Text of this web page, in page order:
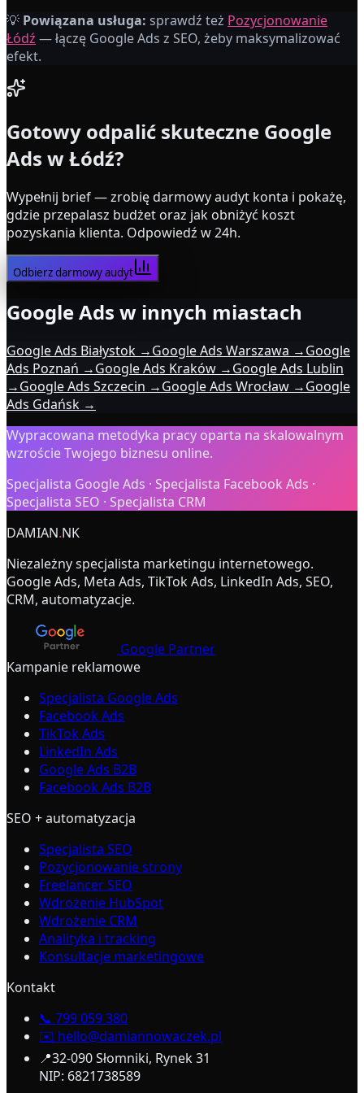
Właściciel firmy usługowej
💡 Powiązana usługa: sprawdź też Pozycjonowanie
Łódź — łączę Google Ads z SEO, żeby maksymalizować
efekt.
Gotowy odpalić skuteczne Google
Ads w Łódź?
Wypełnij brief — zrobię darmowy audyt konta i pokażę,
gdzie przepalasz budżet oraz jak obniżyć koszt
pozyskania klienta. Odpowiedź w 24h.
Odbierz darmowy audyt
Google Ads w innych miastach
Google Ads Białystok →Google Ads Warszawa →Google
Ads Poznań →Google Ads Kraków →Google Ads Lublin
→Google Ads Szczecin →Google Ads Wrocław →Google
Ads Gdańsk →
Wypracowana metodyka pracy oparta na skalowalnym
wzroście Twojego biznesu online.
Specjalista Google Ads · Specjalista Facebook Ads ·
Specjalista SEO · Specjalista CRM
DAMIAN.NK
Niezależny specjalista marketingu internetowego.
Google Ads, Meta Ads, TikTok Ads, LinkedIn Ads, SEO,
CRM, automatyzacje.
Google Partner
Kampanie reklamowe
Specjalista Google Ads
Facebook Ads
TikTok Ads
LinkedIn Ads
Google Ads B2B
Facebook Ads B2B
SEO + automatyzacja
Specjalista SEO
Pozycjonowanie strony
Freelancer SEO
Wdrożenie HubSpot
Wdrożenie CRM
Analityka i tracking
Konsultacje marketingowe
Kontakt
📞 799 059 380
✉️ hello@damiannowaczek.pl
📍32-090 Słomniki, Rynek 31
NIP: 6821738589